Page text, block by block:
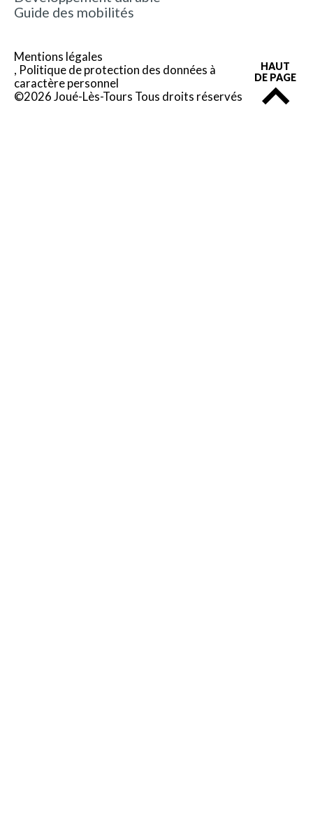
Guide des mobilités
Mentions légales
Politique de protection des données à
caractère personnel
©2026 Joué-Lès-Tours Tous droits réservés
HAUT
DE PAGE